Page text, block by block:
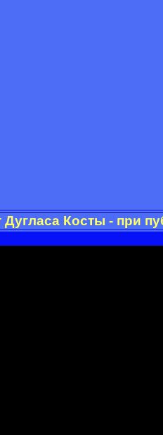
Косты - при